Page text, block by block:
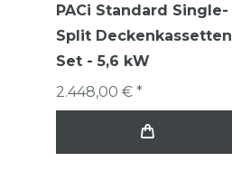
PACi Standard Single-
Split Deckenkassetten
Set - 5,6 kW
2.448,00 € *